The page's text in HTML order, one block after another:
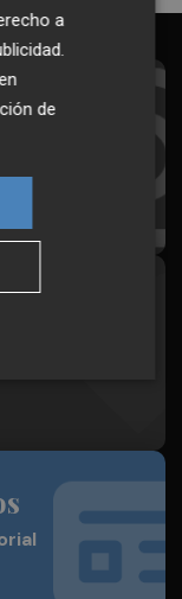
tu email
medio
a
.
de